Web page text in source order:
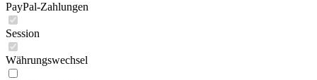
PayPal-Zahlungen
Session
Währungswechsel